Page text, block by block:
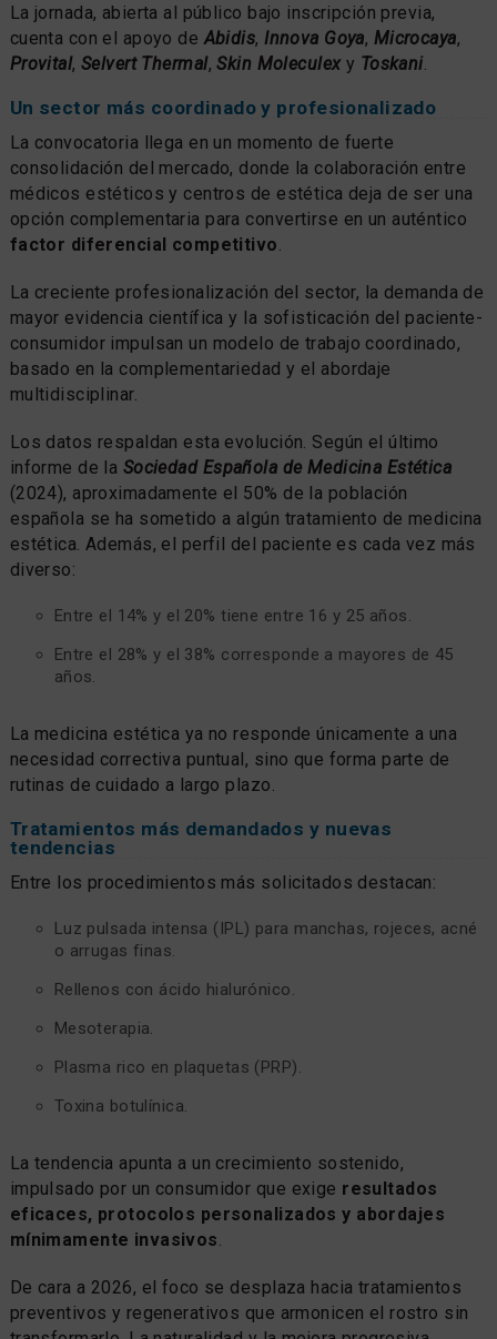
La jornada, abierta al público bajo inscripción previa,
cuenta con el apoyo deAbidis,Innova Goya, Microcaya,
Provital, Selvert Thermal,Skin Moleculexy Toskani.
Un sector más coordinado y profesionalizado
La convocatoria llega en un momento de fuerte
consolidación del mercado, donde la colaboración entre
médicos estéticos y centros de estética deja de ser una
opción complementaria para convertirse en un auténtico
factor diferencial competitivo.
La creciente profesionalización del sector, la demanda de
mayor evidencia científica y la sofisticación del paciente-
consumidor impulsan un modelo de trabajo coordinado,
basado en la complementariedad y el abordaje
multidisciplinar.
Los datos respaldan esta evolución. Según el último
informe de la Sociedad Española de Medicina Estética
(2024), aproximadamente el 50% de la población
española se ha sometido a algún tratamiento de medicina
estética. Además, el perfil del paciente es cada vez más
diverso:
Entre el 14% y el 20% tiene entre 16 y 25 años.
Entre el 28% y el 38% corresponde a mayores de 45
años.
La medicina estética ya no responde únicamente a una
necesidad correctiva puntual, sino que forma parte de
rutinas de cuidado a largo plazo.
Tratamientos más demandados y nuevas
tendencias
Entre los procedimientos más solicitados destacan:
Luz pulsada intensa (IPL) para manchas, rojeces, acné
o arrugas finas.
Rellenos con ácido hialurónico.
Mesoterapia.
Plasma rico en plaquetas (PRP).
Toxina botulínica.
La tendencia apunta a un crecimiento sostenido,
impulsado por un consumidor que exige resultados
eficaces, protocolos personalizados y abordajes
mínimamente invasivos.
De cara a 2026, el foco se desplaza hacia tratamientos
preventivos y regenerativos que armonicen el rostro sin